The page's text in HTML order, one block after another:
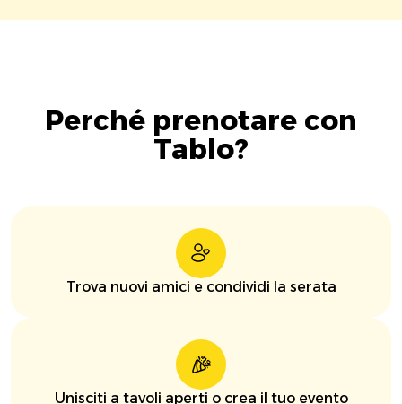
Perché prenotare con
Tablo?
Trova nuovi amici e condividi la serata
Unisciti a tavoli aperti o crea il tuo evento